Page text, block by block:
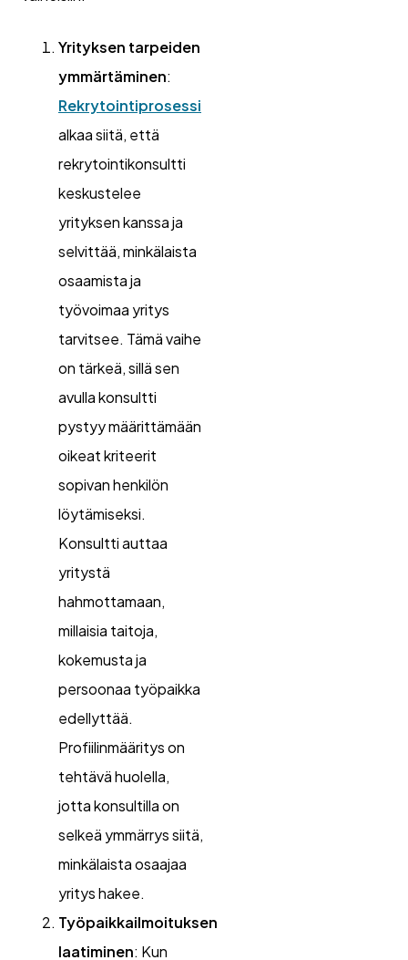
Yrityksen tarpeiden
ymmärtäminen:
Rekrytointiprosessi
alkaa siitä, että
rekrytointikonsultti
keskustelee
yrityksen kanssa ja
selvittää, minkälaista
osaamista ja
työvoimaa yritys
tarvitsee. Tämä vaihe
on tärkeä, sillä sen
avulla konsultti
pystyy määrittämään
oikeat kriteerit
sopivan henkilön
löytämiseksi.
Konsultti auttaa
yritystä
hahmottamaan,
millaisia taitoja,
kokemusta ja
persoonaa työpaikka
edellyttää.
Profiilinmääritys on
tehtävä huolella,
jotta konsultilla on
selkeä ymmärrys siitä,
minkälaista osaajaa
yritys hakee.
Työpaikkailmoituksen
laatiminen: Kun